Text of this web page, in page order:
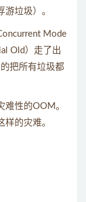
垃圾）。
Mode
Old）走了出
把所有垃圾都
难性的OOM。
的灾难。